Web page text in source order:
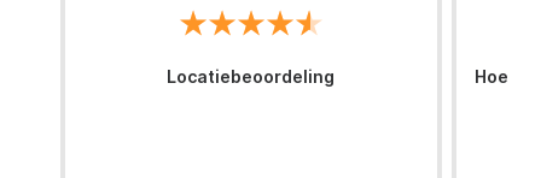
Locatiebeoordeling Hoe